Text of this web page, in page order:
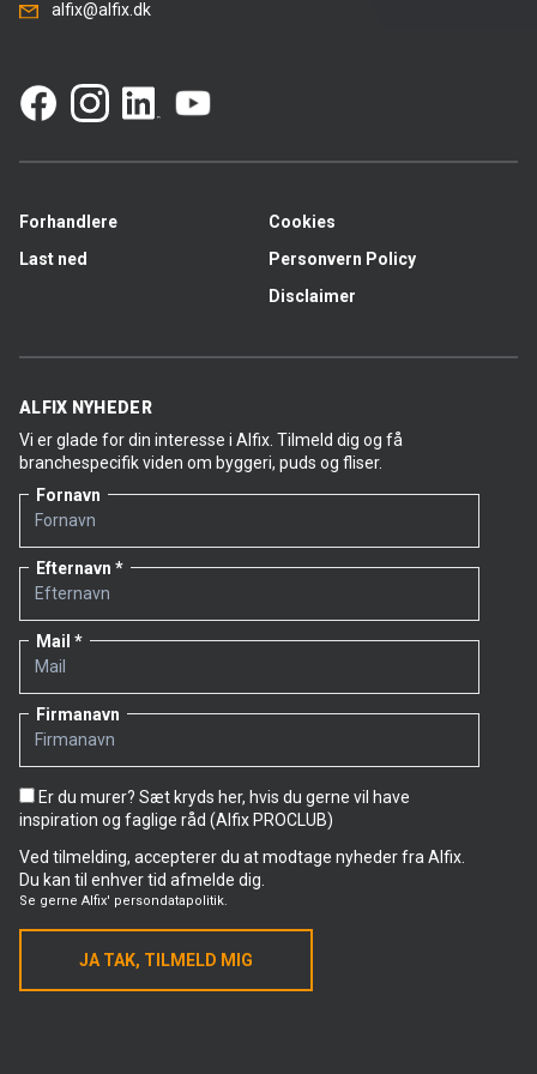
alfix@alfix.dk
Forhandlere
Last ned
Cookies
Personvern Policy
Disclaimer
ALFIX NYHEDER
Vi er glade for din interesse i Alfix. Tilmeld dig og få
branchespecifik viden om byggeri, puds og fliser.
Fornavn
Efternavn
Mail
Firmanavn
Er du murer? Sæt kryds her, hvis du gerne vil have
inspiration og faglige råd (Alfix PROCLUB)
Ved tilmelding, accepterer du at modtage nyheder fra Alfix.
Du kan til enhver tid afmelde dig.
Se gerne Alfix' persondatapolitik.
JA TAK, TILMELD MIG